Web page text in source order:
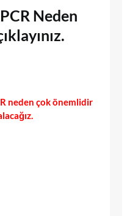
Neden
neden çok önemlidir